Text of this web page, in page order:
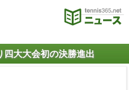
四大大会初の決勝進出